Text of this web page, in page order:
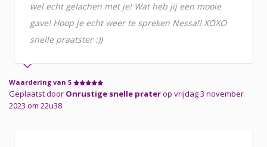
wel echt gelachen met je! Wat heb jij een mooie
gave! Hoop je echt weer te spreken Nessa!! XOXO
snelle praatster :))
Waardering van 5
Geplaatst door Onrustige snelle praterop vrijdag 3 november
2023 om 22u38